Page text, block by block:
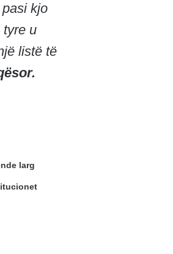
kjo
tyre u
listë të
larg